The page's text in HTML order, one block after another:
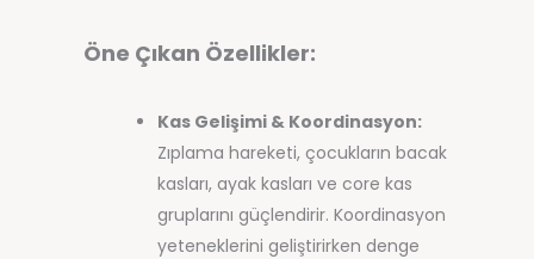
Öne Çıkan Özellikler:
Kas Gelişimi & Koordinasyon:
Zıplama hareketi, çocukların bacak
kasları, ayak kasları ve core kas
gruplarını güçlendirir. Koordinasyon
yeteneklerini geliştirirken denge